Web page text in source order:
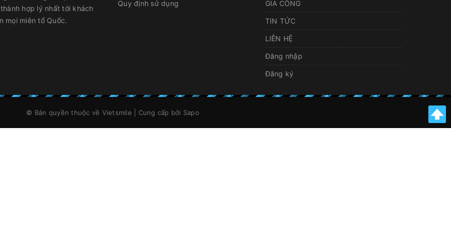
hợp lý nhất tới khách
mọi miên tổ Quốc.
Quy định sử dụng GIA CÔNG
TIN TỨC
LIÊN HỆ
Đăng nhập
Đăng ký
© Bản quyền thuộc về Vietsmile Cung cấp bởi Sapo